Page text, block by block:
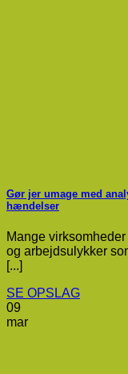
Gør jer umage med
hændelser
Mange
og arbejdsulykker
[...]
SE OPSLAG
09
mar